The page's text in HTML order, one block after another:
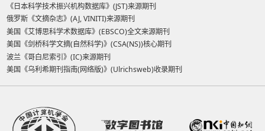
《日本科学技术振兴机构数据库》(JST)来源期刊
俄罗斯《文摘杂志》(AJ, VINITI)来源期刊
美国《艾博思科学术数据库》(EBSCO)全文来源期刊
美国《剑桥科学文摘(自然科学)》(CSA(NS))核心期刊
波兰《哥白尼索引》(IC)来源期刊
美国《乌利希期刊指南(网络版)》(Ulrichsweb)收录期刊